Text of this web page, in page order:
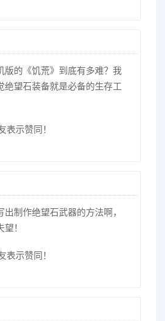
版的《饥荒》到底有多难？我
绝望石装备就是必备的生存工
表示赞同！
出制作绝望石武器的方法啊，
！
表示赞同！